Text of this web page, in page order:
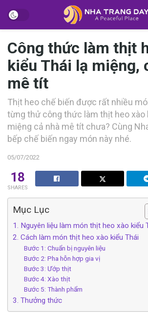
Công thức làm thịt
kiểu Thái lạ miệng,
mê tít
T‎‎hịt heo c‎‎hế b‎‎iến được r‎‎ất n‎‎hiều
t‎‎ừng t‎‎hử công thức làm thịt heo xào
m‎‎iệng c‎‎ả nhà m‎‎ê t‎‎ít c‎‎hưa? C‎‎ùng
b‎‎ếp c‎‎hế b‎‎iến n‎‎gay m‎‎ón n‎‎ày n‎‎hé.
05/07/2022
18
SHARES
Mục Lục
1. Nguyên liệu làm món thịt heo xào kiểu
2. Cách làm món thịt heo xào kiểu Thái
Bước 1: Chuẩn bị nguyên liệu
Bước 2: Pha hỗn hợp gia vị
Bước 3: Ướp thịt
Bước 4: Xào thịt
Bước 5: Thành phẩm
3. Thưởng thức